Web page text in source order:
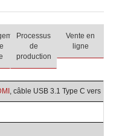
Processus
de
production
Vente en
ligne
, câble USB 3.1 Type C vers